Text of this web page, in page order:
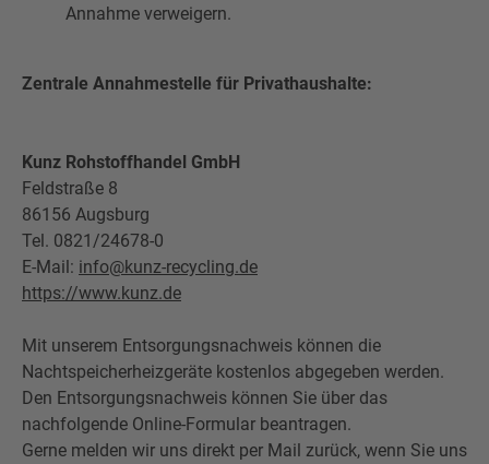
Annahme verweigern.
Zentrale Annahmestelle für Privathaushalte:
Kunz Rohstoffhandel GmbH
Feldstraße 8
86156 Augsburg
Tel. 0821/24678-0
E-Mail: info@kunz-recycling.de
https://www.kunz.de
Mit unserem Entsorgungsnachweis können die
Nachtspeicherheizgeräte kostenlos abgegeben werden.
Den Entsorgungsnachweis können Sie über das
nachfolgende Online-Formular beantragen.
Gerne melden wir uns direkt per Mail zurück, wenn Sie uns